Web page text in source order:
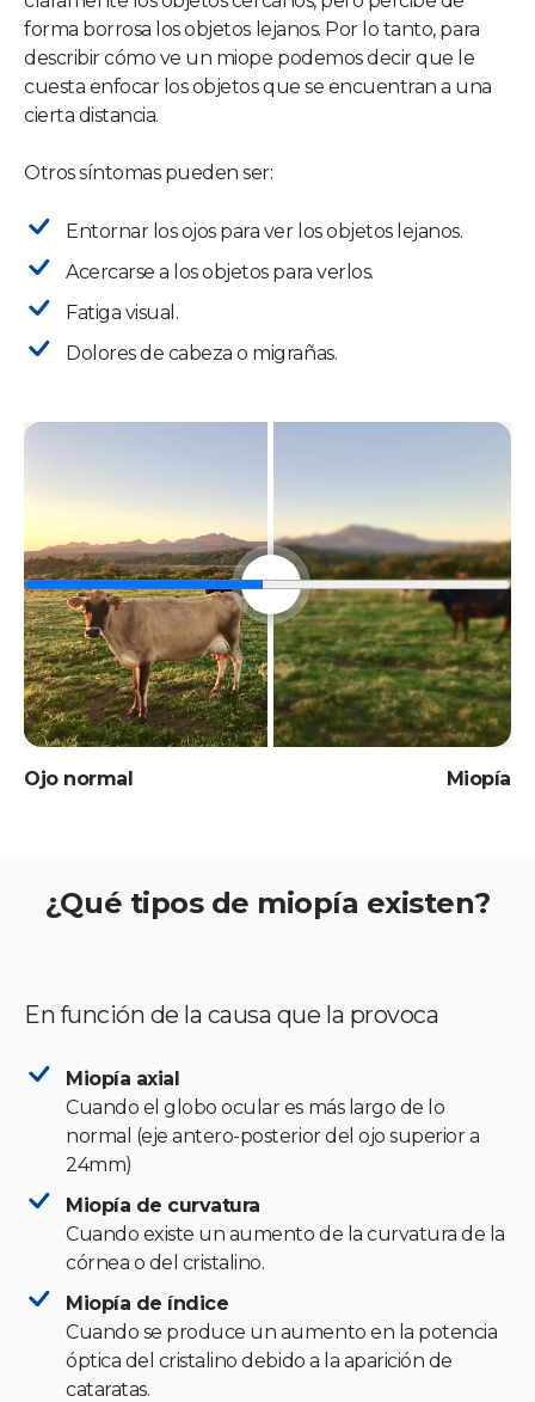
Ojo normal Miopía
forma borrosa los objetos lejanos. Por lo tanto, para
describir cómo ve un miope podemos decir que le
cuesta enfocar los objetos que se encuentran a una
cierta distancia.
Otros síntomas pueden ser:
Entornar los ojos para ver los objetos lejanos.
Acercarse a los objetos para verlos.
Fatiga visual.
Dolores de cabeza o migrañas.
¿Qué tipos de miopía existen?
En función de la causa que la provoca
Miopía axial
Cuando el globo ocular es más largo de lo
normal (eje antero-posterior del ojo superior a
24mm)
Miopía de curvatura
Cuando existe un aumento de la curvatura de la
córnea o del cristalino.
Miopía de índice
Cuando se produce un aumento en la potencia
óptica del cristalino debido a la aparición de
cataratas.